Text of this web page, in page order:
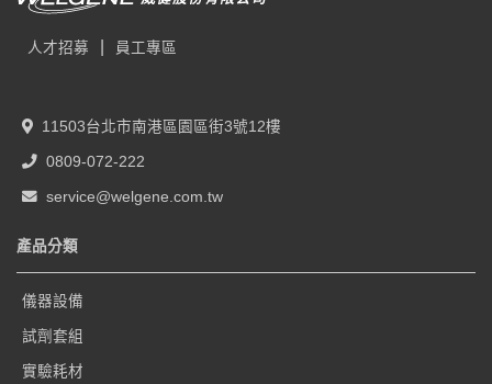
人才招募 員工專區
11503台北市南港區園區街3號12樓
0809-072-222
service@welgene.com.tw
產品分類
儀器設備
試劑套組
實驗耗材